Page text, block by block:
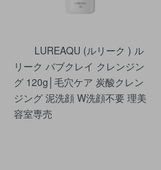
LUREAQU (ルリーク ) ル
リーク バブクレイ クレンジン
グ 120g│毛穴ケア 炭酸クレン
ジング 泥洗顔 W洗顔不要 理美
容室専売